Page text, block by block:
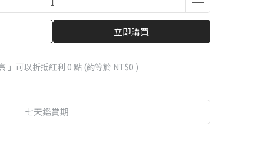
立即購買
」可以折抵紅利 0 點 (約等於 NT$0 )
七天鑑賞期